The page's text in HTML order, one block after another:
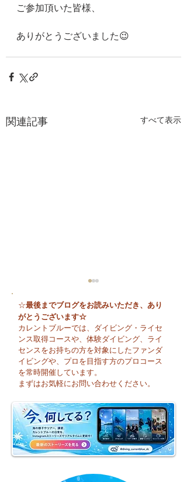
ご参加頂いた皆様、
ありがとうございました😉
関連記事 すべて表示
🌈 海の上に広がる虹♪
☆最後までブログをお読みいただき、あり
がとうございます☆
カレントブルーでは、ダイビング・ライセ
ンス取得コースや、体験ダイビング、ライ
センスをお持ちの方を対象にしたファンダ
イビングや、プロを目指す方のプロコース
を常時開催しています。
まずはお気軽にお問い合わせください。